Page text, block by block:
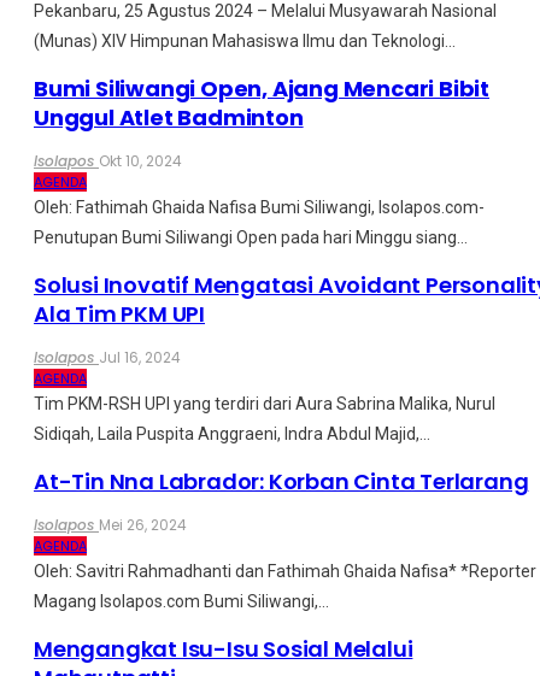
Pekanbaru, 25 Agustus 2024 – Melalui Musyawarah Nasional
(Munas) XIV Himpunan Mahasiswa Ilmu dan Teknologi…
Bumi Siliwangi Open, Ajang Mencari Bibit
Unggul Atlet Badminton
Isolapos Okt 10, 2024
AGENDA
Oleh: Fathimah Ghaida Nafisa Bumi Siliwangi, Isolapos.com-
Penutupan Bumi Siliwangi Open pada hari Minggu siang…
Solusi Inovatif Mengatasi Avoidant
Ala Tim PKM UPI
Isolapos Jul 16, 2024
AGENDA
Tim PKM-RSH UPI yang terdiri dari Aura Sabrina Malika, Nurul
Sidiqah, Laila Puspita Anggraeni, Indra Abdul Majid,
At-Tin Nna Labrador: Korban Cinta Terlarang
Isolapos Mei 26, 2024
AGENDA
Oleh: Savitri Rahmadhanti dan Fathimah Ghaida Nafisa**Reporter
Magang Isolapos.com Bumi Siliwangi,
Mengangkat Isu-Isu Sosial Melalui